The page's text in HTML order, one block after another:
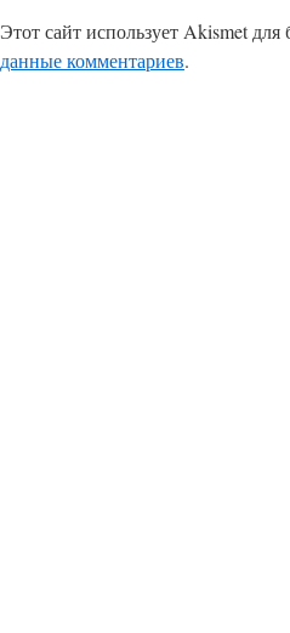
Этот сайт использует Akismet
данные комментариев.